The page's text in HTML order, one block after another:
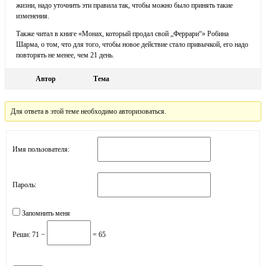
жизни, надо уточнить эти правила так, чтобы можно было принять такие
изменения.
Также читал в книге «Монах, который продал свой „Феррари“» Робина
Шарма, о том, что для того, чтобы новое действие стало привычкой, его надо
повторять не менее, чем 21 день.
Автор Тема
Для ответа в этой теме необходимо авторизоваться.
Имя пользователя:
Пароль:
Запомнить меня
Реши: 71 − = 65